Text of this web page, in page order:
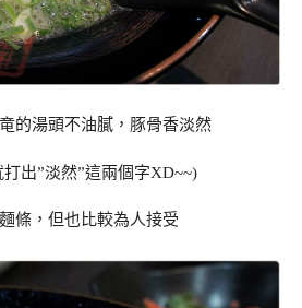
的湯頭不油膩，豚骨香淡然
出”淡然”這兩個字XD~~)
條，但也比較為人接受